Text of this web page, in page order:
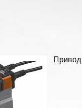
Привод